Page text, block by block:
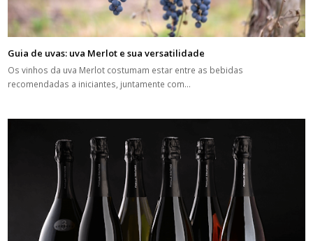
Guia de uvas: uva Merlot e sua versatilidade
Os vinhos da uva Merlot costumam estar entre as bebidas
recomendadas a iniciantes, juntamente com…